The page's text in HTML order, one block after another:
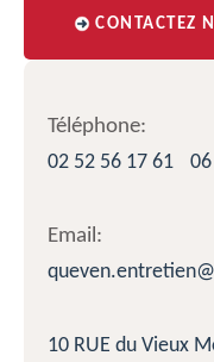
CONTACTEZ
Téléphone:
02 52 56 17 61
Email:
10 RUE du Vieux